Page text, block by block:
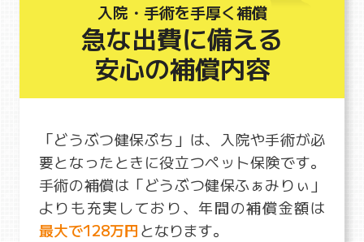
入院・手術を手厚く補償
急な出費に備える
安心の補償内容
「どうぶつ健保ぷち」は、入院や手術が必
要となったときに役立つペット保険です。
手術の補償は「どうぶつ健保ふぁみりぃ」
よりも充実しており、年間の補償金額は
最大で128万円となります。